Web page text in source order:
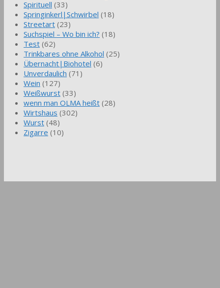
Spirituell (33)
Springinkerl|Schwirbel (18)
Streetart (23)
Suchspiel – Wo bin ich? (18)
Test (62)
Trinkbares ohne Alkohol (25)
Übernacht|Biohotel (6)
Unverdaulich (71)
Wein (127)
Weißwurst (33)
wenn man OLMA heißt (28)
Wirtshaus (302)
Wurst (48)
Zigarre (10)